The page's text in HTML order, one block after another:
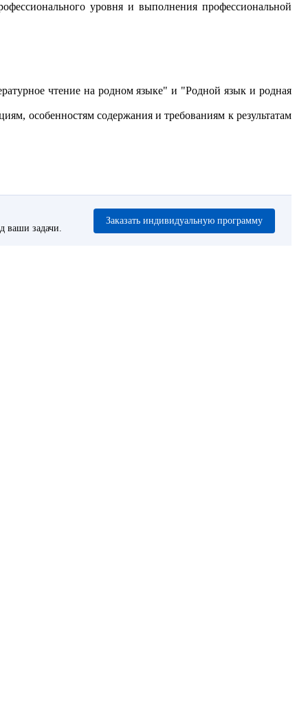
уровня и выполнения профессиональной
чтение на родном языке" и "Родной язык и родная
особенностям содержания и требованиям к результатам
ваши задачи.
Заказать индивидуальную программу